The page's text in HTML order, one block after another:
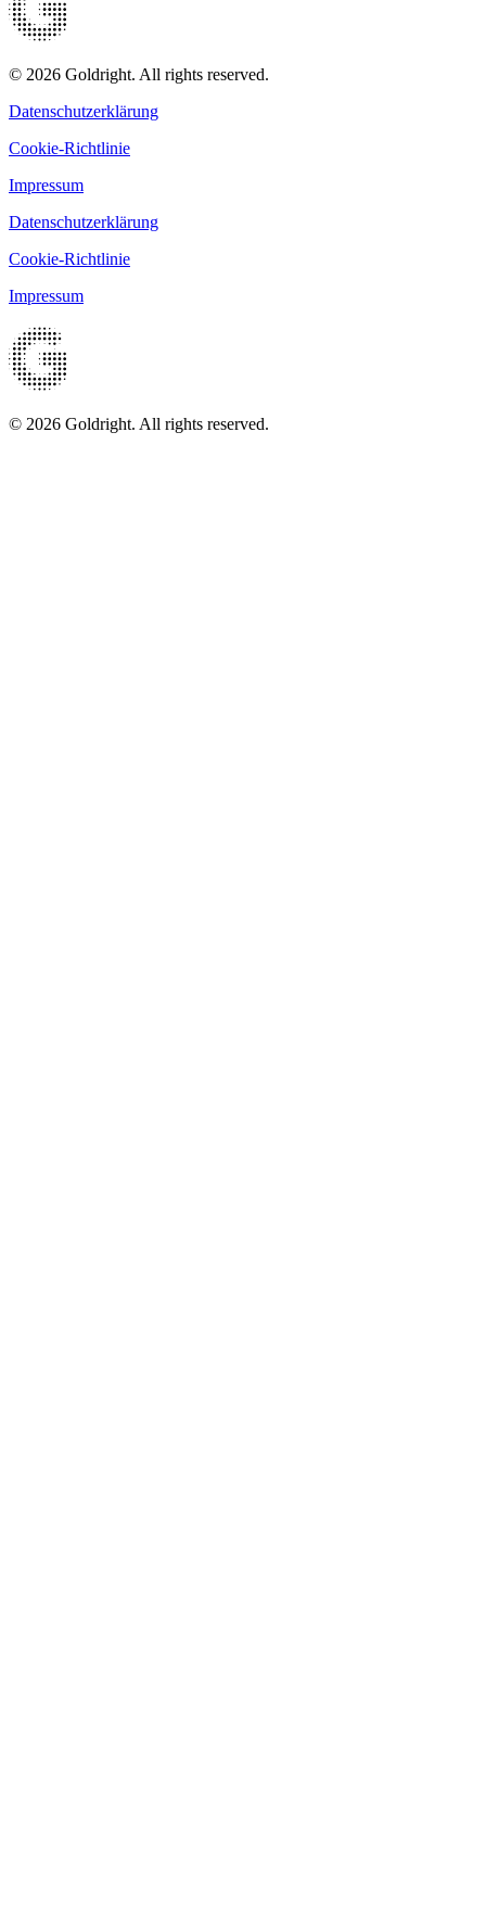
© 2026 Goldright. All rights reserved.
Datenschutzerklärung
Cookie-Richtlinie
Impressum
Datenschutzerklärung
Cookie-Richtlinie
Impressum
© 2026 Goldright. All rights reserved.